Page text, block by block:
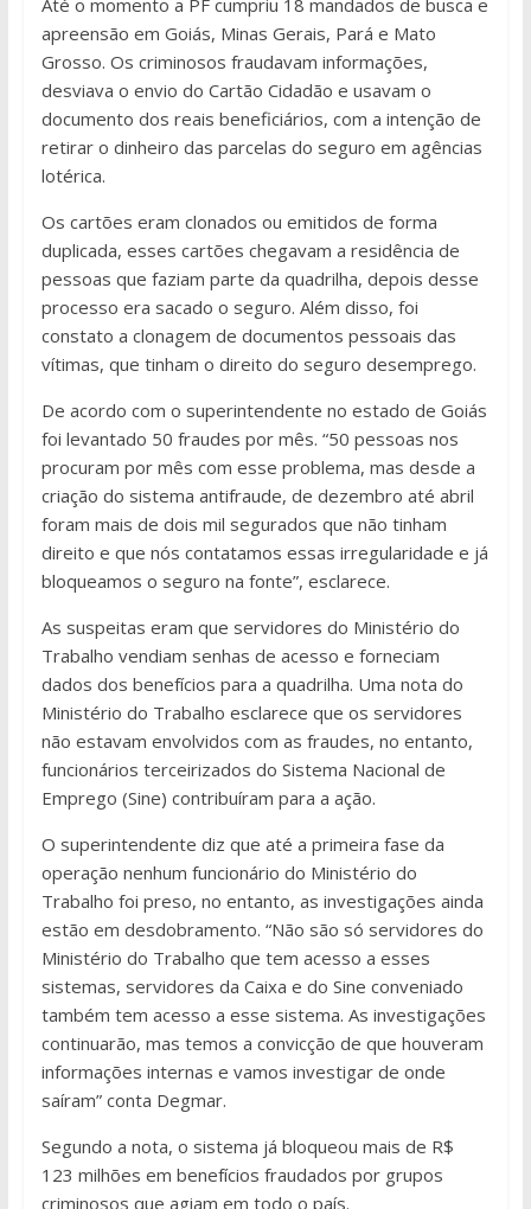
apreensão em Goiás, Minas Gerais, Pará e Mato
Grosso. Os criminosos fraudavam informações,
desviava o envio do Cartão Cidadão e usavam o
documento dos reais beneficiários, com a intenção de
retirar o dinheiro das parcelas do seguro em agências
lotérica.
Os cartões eram clonados ou emitidos de forma
duplicada, esses cartões chegavam a residência de
pessoas que faziam parte da quadrilha, depois desse
processo era sacado o seguro. Além disso, foi
constato a clonagem de documentos pessoais das
vítimas, que tinham o direito do seguro desemprego.
De acordo com o superintendente no estado de Goiás
foi levantado 50 fraudes por mês. “50 pessoas nos
procuram por mês com esse problema, mas desde a
criação do sistema antifraude, de dezembro até abril
foram mais de dois mil segurados que não tinham
direito e que nós contatamos essas irregularidade e já
bloqueamos o seguro na fonte”, esclarece.
As suspeitas eram que servidores do Ministério do
Trabalho vendiam senhas de acesso e forneciam
dados dos benefícios para a quadrilha. Uma nota do
Ministério do Trabalho esclarece que os servidores
não estavam envolvidos com as fraudes, no entanto,
funcionários terceirizados do Sistema Nacional de
Emprego (Sine) contribuíram para a ação.
O superintendente diz que até a primeira fase da
operação nenhum funcionário do Ministério do
Trabalho foi preso, no entanto, as investigações ainda
estão em desdobramento. “Não são só servidores do
Ministério do Trabalho que tem acesso a esses
sistemas, servidores da Caixa e do Sine conveniado
também tem acesso a esse sistema. As investigações
continuarão, mas temos a convicção de que houveram
informações internas e vamos investigar de onde
saíram” conta Degmar.
Segundo a nota, o sistema já bloqueou mais de R$
123 milhões em benefícios fraudados por grupos
criminosos que agiam em todo o país.